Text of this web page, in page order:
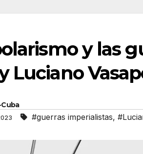
y las
Luciano
Cuba
#guerras imperialistas,